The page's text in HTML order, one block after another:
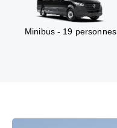
Minibus - 19 personnes